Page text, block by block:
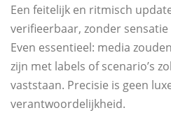
Een feitelijk en ritmisch
verifieerbaar, zonder
Even essentieel: media
zijn met labels of scenario’s
vaststaan. Precisie is geen
verantwoordelijkheid.